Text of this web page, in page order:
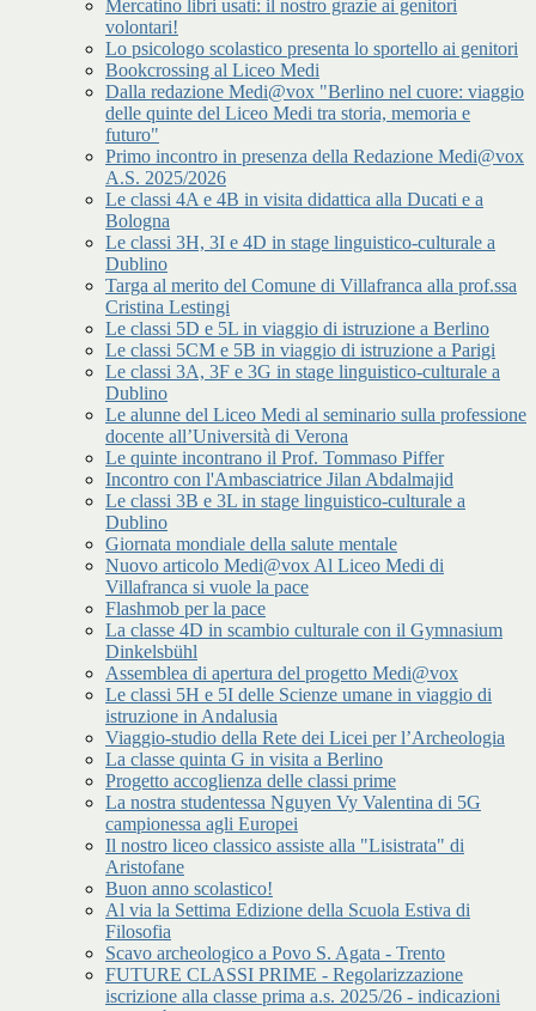
Mercatino libri usati: il nostro grazie ai genitori
volontari!
Lo psicologo scolastico presenta lo sportello ai genitori
Bookcrossing al Liceo Medi
Dalla redazione Medi@vox "Berlino nel cuore: viaggio
delle quinte del Liceo Medi tra storia, memoria e
futuro"
Primo incontro in presenza della Redazione Medi@vox
A.S. 2025/2026
Le classi 4A e 4B in visita didattica alla Ducati e a
Bologna
Le classi 3H, 3I e 4D in stage linguistico-culturale a
Dublino
Targa al merito del Comune di Villafranca alla prof.ssa
Cristina Lestingi
Le classi 5D e 5L in viaggio di istruzione a Berlino
Le classi 5CM e 5B in viaggio di istruzione a Parigi
Le classi 3A, 3F e 3G in stage linguistico-culturale a
Dublino
Le alunne del Liceo Medi al seminario sulla professione
docente all’Università di Verona
Le quinte incontrano il Prof. Tommaso Piffer
Incontro con l'Ambasciatrice Jilan Abdalmajid
Le classi 3B e 3L in stage linguistico-culturale a
Dublino
Giornata mondiale della salute mentale
Nuovo articolo Medi@vox Al Liceo Medi di
Villafranca si vuole la pace
Flashmob per la pace
La classe 4D in scambio culturale con il Gymnasium
Dinkelsbühl
Assemblea di apertura del progetto Medi@vox
Le classi 5H e 5I delle Scienze umane in viaggio di
istruzione in Andalusia
Viaggio-studio della Rete dei Licei per l’Archeologia
La classe quinta G in visita a Berlino
Progetto accoglienza delle classi prime
La nostra studentessa Nguyen Vy Valentina di 5G
campionessa agli Europei
Il nostro liceo classico assiste alla "Lisistrata" di
Aristofane
Buon anno scolastico!
Al via la Settima Edizione della Scuola Estiva di
Filosofia
Scavo archeologico a Povo S. Agata - Trento
FUTURE CLASSI PRIME - Regolarizzazione
iscrizione alla classe prima a.s. 2025/26 - indicazioni